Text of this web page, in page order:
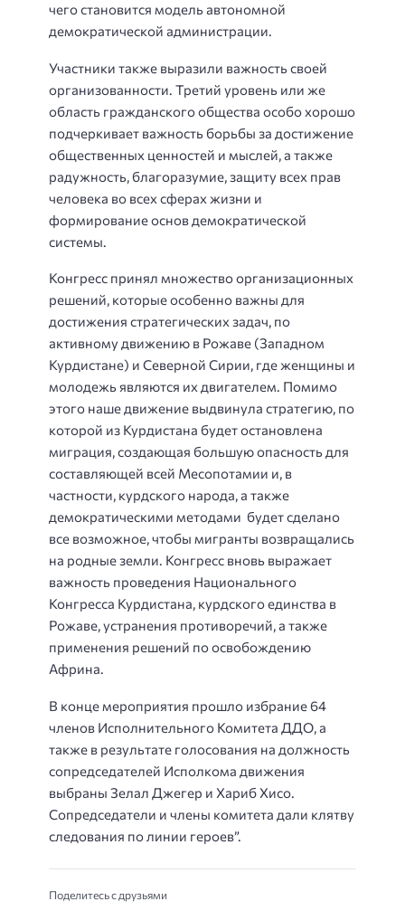
чего становится модель автономной
демократической администрации.
Участники также выразили важность своей
организованности. Третий уровень или же
область гражданского общества особо хорошо
подчеркивает важность борьбы за достижение
общественных ценностей и мыслей, а также
радужность, благоразумие, защиту всех прав
человека во всех сферах жизни и
формирование основ демократической
системы.
Конгресс принял множество организационных
решений, которые особенно важны для
достижения стратегических задач, по
активному движению в Рожаве (Западном
Курдистане) и Северной Сирии, где женщины и
молодежь являются их двигателем. Помимо
этого наше движение выдвинула стратегию, по
которой из Курдистана будет остановлена
миграция, создающая большую опасность для
составляющей всей Месопотамии и, в
частности, курдского народа, а также
демократическими методами будет сделано
все возможное, чтобы мигранты возвращались
на родные земли. Конгресс вновь выражает
важность проведения Национального
Конгресса Курдистана, курдского единства в
Рожаве, устранения противоречий, а также
применения решений по освобождению
Африна.
В конце мероприятия прошло избрание 64
членов Исполнительного Комитета ДДО, а
также в результате голосования на должность
сопредседателей Исполкома движения
выбраны Зелал Джегер и Хариб Хисо.
Сопредседатели и члены комитета дали клятву
следования по линии героев”.
Поделитесь с друзьями